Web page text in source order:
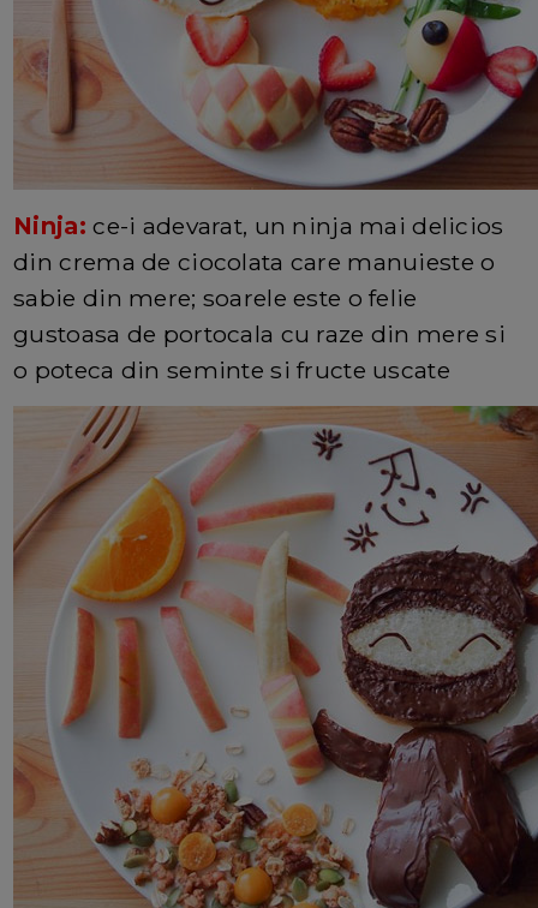
Ninja:ce-i adevarat, un ninja mai delicios
din crema de ciocolata care manuieste o
sabie din mere; soarele este o felie
gustoasa de portocala cu raze din mere si
o poteca din seminte si fructe uscate